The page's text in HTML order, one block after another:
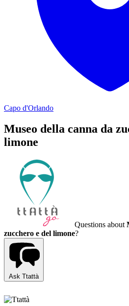
Capo d'Orlando
Museo della canna da
limone
Questions about
zucchero e del limone?
Ask Ttattà